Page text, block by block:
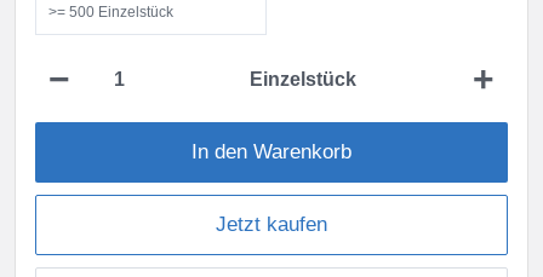
>= 500 Einzelstück
− Einzelstück +
In den Warenkorb
Jetzt kaufen